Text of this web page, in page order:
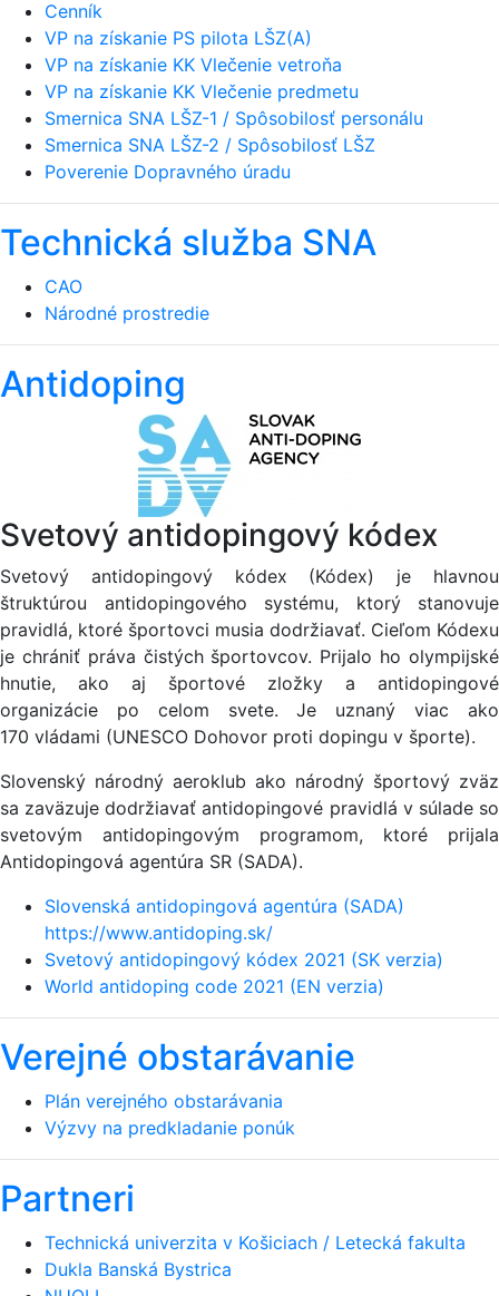
Cenník
VP na získanie PS pilota LŠZ(A)
VP na získanie KK Vlečenie vetroňa
VP na získanie KK Vlečenie predmetu
Smernica SNA LŠZ-1 / Spôsobilosť personálu
Smernica SNA LŠZ-2 / Spôsobilosť LŠZ
Poverenie Dopravného úradu
Technická služba SNA
CAO
Národné prostredie
Antidoping
Svetový antidopingový kódex
Svetový antidopingový kódex (Kódex) je hlavnou
štruktúrou antidopingového systému, ktorý stanovuje
pravidlá, ktoré športovci musia dodržiavať. Cieľom Kódexu
je chrániť práva čistých športovcov. Prijalo ho olympijské
hnutie, ako aj športové zložky a antidopingové
organizácie po celom svete. Je uznaný viac ako
170 vládami (UNESCO Dohovor proti dopingu v športe).
Slovenský národný aeroklub ako národný športový zväz
sa zaväzuje dodržiavať antidopingové pravidlá v súlade so
svetovým antidopingovým programom, ktoré prijala
Antidopingová agentúra SR (SADA).
Slovenská antidopingová agentúra (SADA)
https://www.antidoping.sk/
Svetový antidopingový kódex 2021 (SK verzia)
World antidoping code 2021 (EN verzia)
Verejné obstarávanie
Plán verejného obstarávania
Výzvy na predkladanie ponúk
Partneri
Technická univerzita v Košiciach / Letecká fakulta
Dukla Banská Bystrica